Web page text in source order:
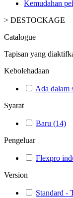
Kemudahan
> DESTOCKAGE
Catalogue
Tapisan yang
Kebolehadaan
Ada dalam
Syarat
Baru (14)
Pengeluar
Flexpro
Version
Standard -